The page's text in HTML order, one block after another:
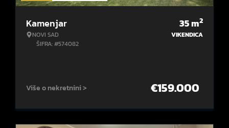
Kamenjar
NOVI SAD
ŠIFRA: #574082
35m2
VIKENDICA
Više o nekretnini > €159.000